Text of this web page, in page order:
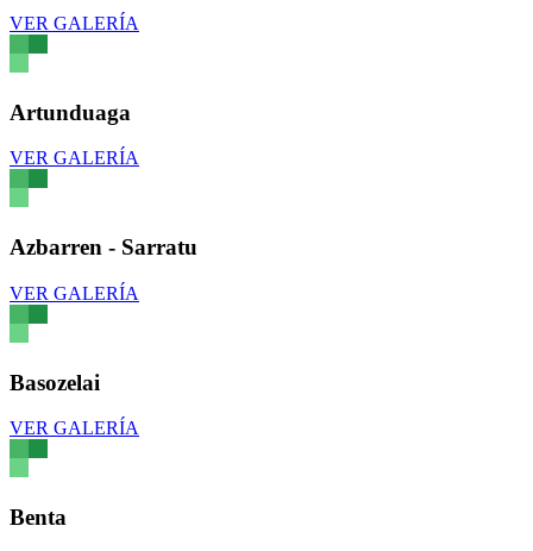
VER GALERÍA
Artunduaga
VER GALERÍA
Azbarren - Sarratu
VER GALERÍA
Basozelai
VER GALERÍA
Benta